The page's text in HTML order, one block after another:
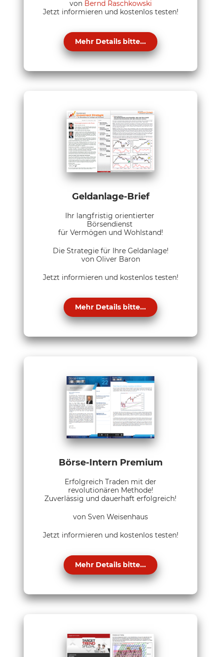
von Bernd Raschkowski
Jetzt informieren und kostenlos testen!
Mehr Details bitte...
Geldanlage-Brief
Ihr langfristig orientierter
Börsendienst
für Vermögen und Wohlstand!
Die Strategie für Ihre Geldanlage!
von Oliver Baron
Jetzt informieren und kostenlos testen!
Mehr Details bitte...
Börse-Intern Premium
Erfolgreich Traden mit der
revolutionären Methode!
Zuverlässig und dauerhaft erfolgreich!
von Sven Weisenhaus
Jetzt informieren und kostenlos testen!
Mehr Details bitte...